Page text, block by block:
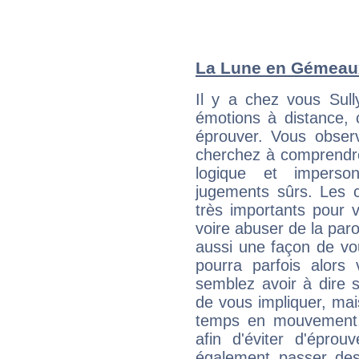
La Lune en
Il y a chez vous
émotions à
éprouver. Vous
cherchez à
logique et
jugements sûrs. Les
très importants pour
voire abuser de la
aussi une façon de
pourra parfois alors
semblez avoir à dire
de vous impliquer,
temps en
afin d'éviter